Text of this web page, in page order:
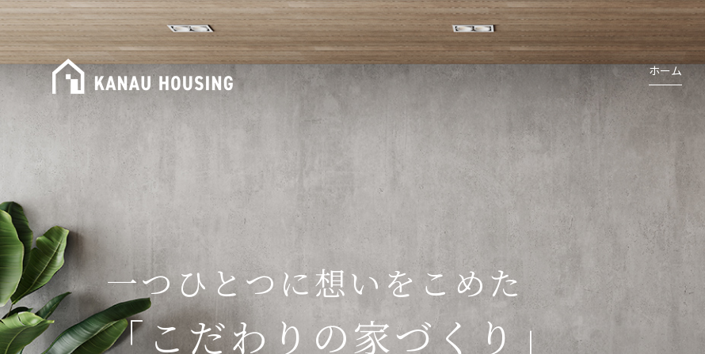
一つひとつに想いをこめた
「こだわりの家づくり」
ホーム